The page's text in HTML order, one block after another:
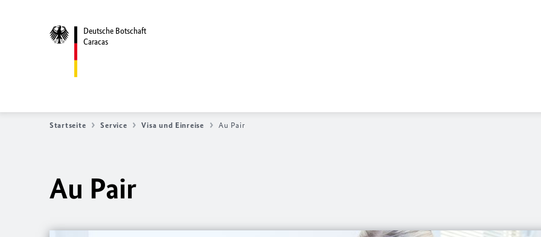
Deutsche Botschaft
Caracas
Startseite Service Visa und Einreise Au Pair
Au Pair